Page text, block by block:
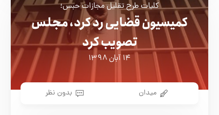
کلیات طرح تقلیل مجازات حبس؛
کمیسیون قضایی رد کرد، مجلس
تصویب کرد
۱۴ آبان ۱۳۹۸
میدان بدون نظر